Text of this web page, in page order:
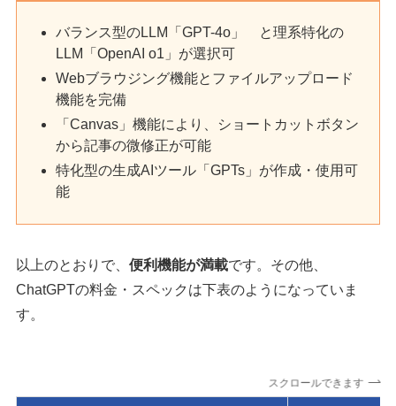
バランス型のLLM「GPT-4o」 と理系特化の
LLM「OpenAI o1」が選択可
Webブラウジング機能とファイルアップロード
機能を完備
「Canvas」機能により、ショートカットボタン
から記事の微修正が可能
特化型の生成AIツール「GPTs」が作成・使用可
能
以上のとおりで、 便利機能が満載です。その他、
ChatGPTの料金・スペックは下表のようになっていま
す。
スクロールできます